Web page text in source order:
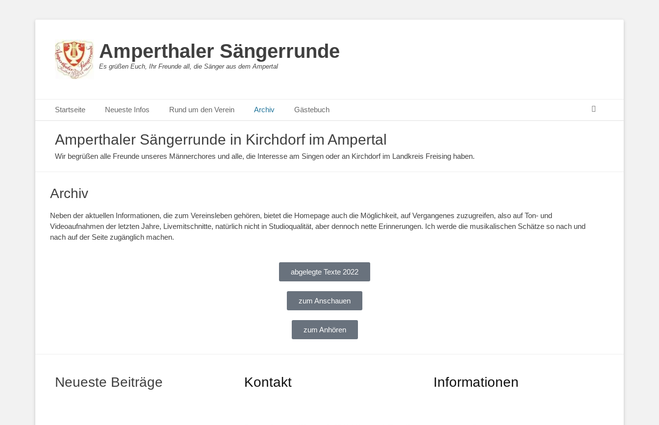
Amperthaler Sängerrunde
Es grüßen Euch, Ihr Freunde all, die Sänger aus dem Ampertal
Primäres Menü
Startseite Neueste Infos Rund um den Verein Archiv Gästebuch
Amperthaler Sängerrunde in Kirchdorf im Ampertal
Wir begrüßen alle Freunde unseres Männerchores und alle, die Interesse am Singen oder an Kirchdorf im Landkreis Freising haben.
Archiv
Neben der aktuellen Informationen, die zum Vereinsleben gehören, bietet die Homepage auch die Möglichkeit, auf Vergangenes zuzugreifen, also auf Ton- und
Videoaufnahmen der letzten Jahre, Livemitschnitte, natürlich nicht in Studioqualität, aber dennoch nette Erinnerungen. Ich werde die musikalischen Schätze so nach und
nach auf der Seite zugänglich machen.
abgelegte Texte 2022
zum Anschauen
zum Anhören
Neueste Beiträge Kontakt Informationen